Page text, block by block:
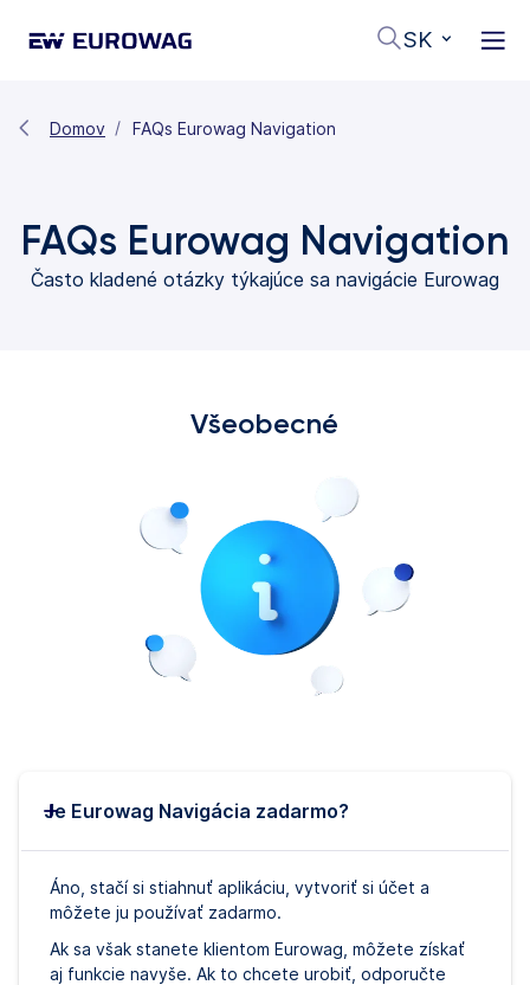
SK
Domov FAQs Eurowag Navigation
FAQs Eurowag Navigation
Často kladené otázky týkajúce sa navigácie Eurowag
Všeobecné
Je Eurowag Navigácia zadarmo?
Áno, stačí si stiahnuť aplikáciu, vytvoriť si účet a
môžete ju používať zadarmo.
Ak sa však stanete klientom Eurowag, môžete získať
aj funkcie navyše. Ak to chcete urobiť, odporučte